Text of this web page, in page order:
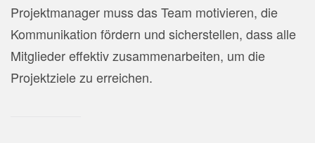
Projektmanager muss das Team motivieren, die
Kommunikation fördern und sicherstellen, dass alle
Mitglieder effektiv zusammenarbeiten, um die
Projektziele zu erreichen.